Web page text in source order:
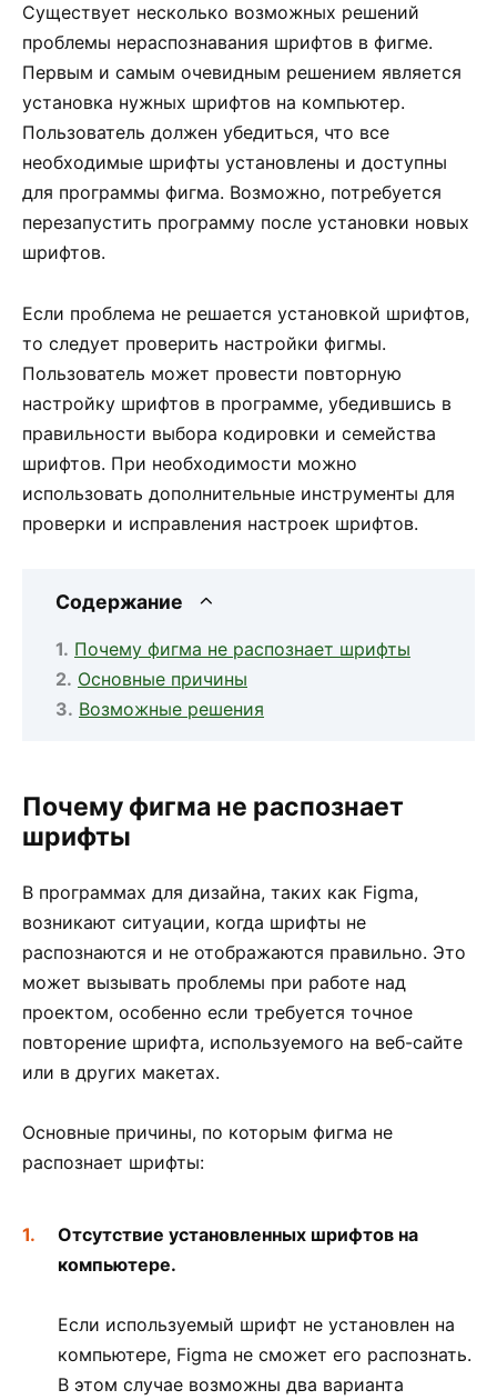
Существует несколько возможных решений
проблемы нераспознавания шрифтов в фигме.
Первым и самым очевидным решением является
установка нужных шрифтов на компьютер.
Пользователь должен убедиться, что все
необходимые шрифты установлены и доступны
для программы фигма. Возможно, потребуется
перезапустить программу после установки новых
шрифтов.
Если проблема не решается установкой шрифтов,
то следует проверить настройки фигмы.
Пользователь может провести повторную
настройку шрифтов в программе, убедившись в
правильности выбора кодировки и семейства
шрифтов. При необходимости можно
использовать дополнительные инструменты для
проверки и исправления настроек шрифтов.
Содержание
Почему фигма не распознает шрифты
Основные причины
Возможные решения
Почему фигма не распознает
шрифты
В программах для дизайна, таких как Figma,
возникают ситуации, когда шрифты не
распознаются и не отображаются правильно. Это
может вызывать проблемы при работе над
проектом, особенно если требуется точное
повторение шрифта, используемого на веб-сайте
или в других макетах.
Основные причины, по которым фигма не
распознает шрифты:
Отсутствие установленных шрифтов на
компьютере.
Если используемый шрифт не установлен на
компьютере, Figma не сможет его распознать.
В этом случае возможны два варианта